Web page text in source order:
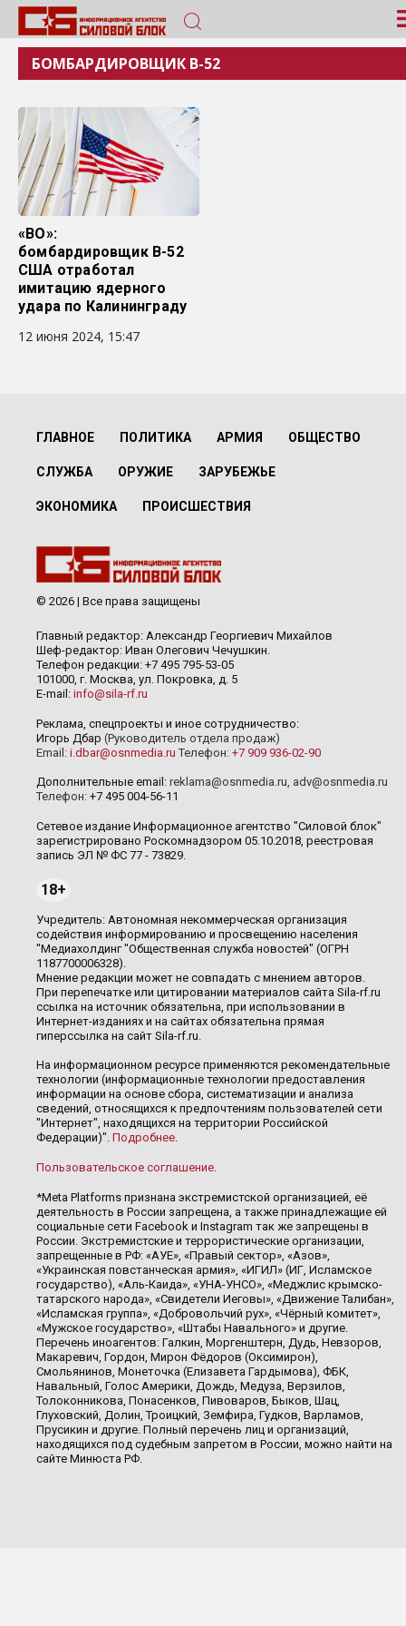
БОМБАРДИРОВЩИК B-52
«ВО»:
бомбардировщик B-52
США отработал
имитацию ядерного
удара по Калининграду
12 июня 2024, 15:47
ГЛАВНОЕ ПОЛИТИКА АРМИЯ ОБЩЕСТВО
СЛУЖБА ОРУЖИЕ ЗАРУБЕЖЬЕ
ЭКОНОМИКА ПРОИСШЕСТВИЯ
© 2026 | Все права защищены
Главный редактор: Александр Георгиевич Михайлов
Шеф-редактор: Иван Олегович Чечушкин.
Телефон редакции: +7 495 795-53-05
101000, г. Москва, ул. Покровка, д. 5
E-mail: info@sila-rf.ru
Реклама, спецпроекты и иное сотрудничество:
Игорь Дбар (Руководитель отдела продаж)
Email: i.dbar@osnmedia.ru Телефон: +7 909 936-02-90
Дополнительные email: reklama@osnmedia.ru, adv@osnmedia.ru
Телефон: +7 495 004-56-11
Сетевое издание Информационное агентство "Силовой блок"
зарегистрировано Роскомнадзором 05.10.2018, реестровая
запись ЭЛ № ФС 77 - 73829.
18+
Учредитель: Автономная некоммерческая организация
содействия информированию и просвещению населения
"Медиахолдинг "Общественная служба новостей" (ОГРН
1187700006328).
Мнение редакции может не совпадать с мнением авторов.
При перепечатке или цитировании материалов сайта Sila-rf.ru
ссылка на источник обязательна, при использовании в
Интернет-изданиях и на сайтах обязательна прямая
гиперссылка на сайт Sila-rf.ru.
На информационном ресурсе применяются рекомендательные
технологии (информационные технологии предоставления
информации на основе сбора, систематизации и анализа
сведений, относящихся к предпочтениям пользователей сети
"Интернет", находящихся на территории Российской
Федерации)". Подробнее.
Пользовательское соглашение.
*Meta Platforms признана экстремистской организацией, её
деятельность в России запрещена, а также принадлежащие ей
социальные сети Facebook и Instagram так же запрещены в
России. Экстремистские и террористические организации,
запрещенные в РФ: «АУЕ», «Правый сектор», «Азов»,
«Украинская повстанческая армия», «ИГИЛ» (ИГ, Исламское
государство), «Аль-Каида», «УНА-УНСО», «Меджлис крымско-
татарского народа», «Свидетели Иеговы», «Движение Талибан»,
«Исламская группа», «Добровольчий рух», «Чёрный комитет»,
«Мужское государство», «Штабы Навального» и другие.
Перечень иноагентов: Галкин, Моргенштерн, Дудь, Невзоров,
Макаревич, Гордон, Мирон Фёдоров (Оксимирон),
Смольянинов, Монеточка (Елизавета Гардымова), ФБК,
Навальный, Голос Америки, Дождь, Медуза, Верзилов,
Толоконникова, Понасенков, Пивоваров, Быков, Шац,
Глуховский, Долин, Троицкий, Земфира, Гудков, Варламов,
Прусикин и другие. Полный перечень лиц и организаций,
находящихся под судебным запретом в России, можно найти на
сайте Минюста РФ.